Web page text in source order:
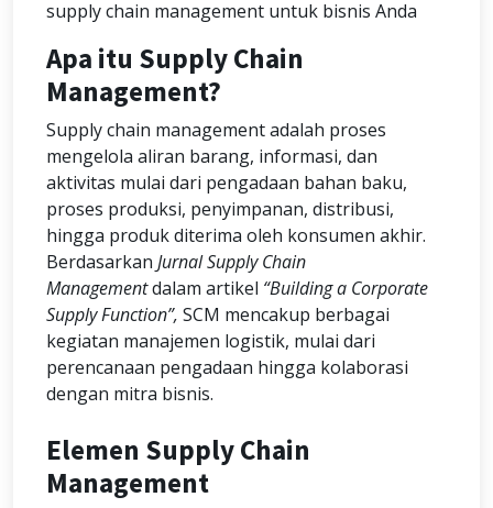
supply chain management untuk bisnis Anda
Apa itu Supply Chain
Management?
Supply chain management adalah proses
mengelola aliran barang, informasi, dan
aktivitas mulai dari pengadaan bahan baku,
proses produksi, penyimpanan, distribusi,
hingga produk diterima oleh konsumen akhir.
Berdasarkan Jurnal Supply Chain
Managementdalam artikel “Building a Corporate
Supply Function”, SCM mencakup berbagai
kegiatan manajemen logistik, mulai dari
perencanaan pengadaan hingga kolaborasi
dengan mitra bisnis.
Elemen Supply Chain
Management